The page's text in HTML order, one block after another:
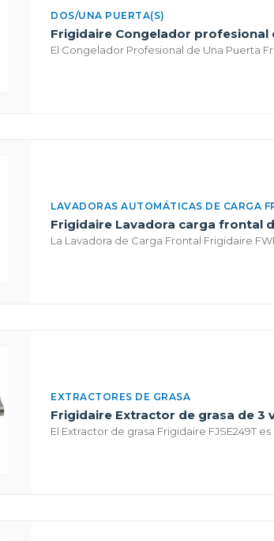
DOS/UNA PUERTA(S)
Frigidaire Congelador
El Congelador Profesional de Una Puerta
LAVADORAS AUTOMÁTICAS DE CARGA
Frigidaire Lavadora carga frontal
La Lavadora de Carga Frontal Frigidaire
EXTRACTORES DE GRASA
Frigidaire Extractor de grasa de 3
El Extractor de grasa Frigidaire FJSE249T